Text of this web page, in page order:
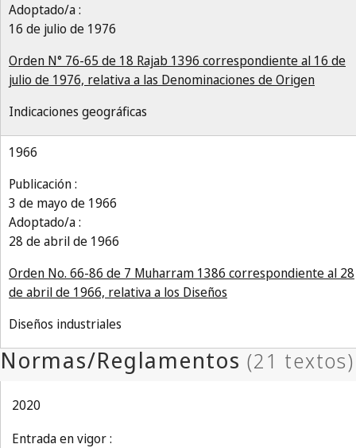
Adoptado/a :
16 de julio de 1976
Orden N° 76-65 de 18 Rajab 1396 correspondiente al 16 de
julio de 1976, relativa a las Denominaciones de Origen
Indicaciones geográficas
1966
Publicación :
3 de mayo de 1966
Adoptado/a :
28 de abril de 1966
Orden No. 66-86 de 7 Muharram 1386 correspondiente al 28
de abril de 1966, relativa a los Diseños
Diseños industriales
2020
Entrada en vigor :